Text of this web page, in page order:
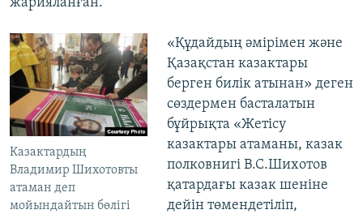
жарияланған.
Казактардың
Владимир Шихотовты
атаман деп
мойындайтын бөлігі
«Құдайдың әмірімен және
Қазақстан казактары
берген билік атынан» деген
сөздермен басталатын
бұйрықта «Жетісу
казактары атаманы, казак
полковнигі В.С.Шихотов
қатардағы казак шеніне
дейін төмендетіліп,